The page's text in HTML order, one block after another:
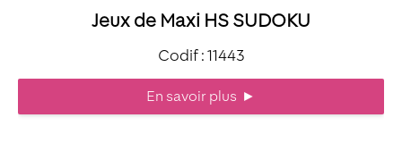
Jeux de Maxi HS SUDOKU
Codif : 11443
En savoir plus ►